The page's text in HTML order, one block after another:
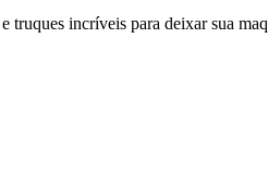
incríveis para deixar sua